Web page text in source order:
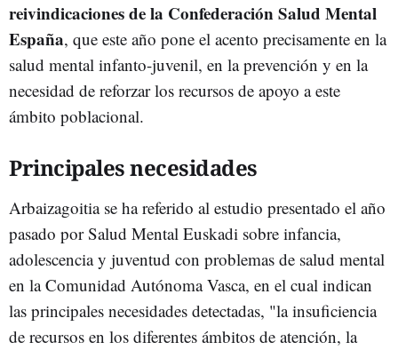
reivindicaciones de la Confederación Salud Mental
España, que este año pone el acento precisamente en la
salud mental infanto-juvenil, en la prevención y en la
necesidad de reforzar los recursos de apoyo a este
ámbito poblacional.
Principales necesidades
Arbaizagoitia se ha referido al estudio presentado el año
pasado por Salud Mental Euskadi sobre infancia,
adolescencia y juventud con problemas de salud mental
en la Comunidad Autónoma Vasca, en el cual indican
las principales necesidades detectadas, "la insuficiencia
de recursos en los diferentes ámbitos de atención, la